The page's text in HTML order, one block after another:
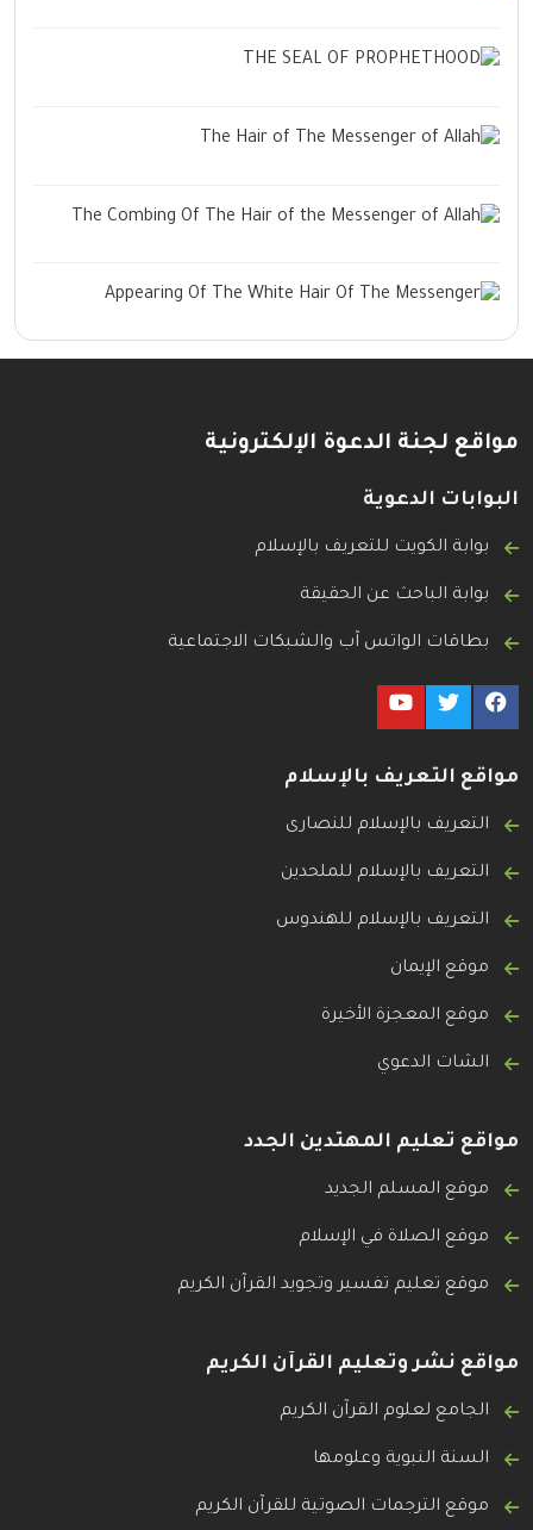
مواقع لجنة الدعوة الإلكترونية
البوابات الدعوية
بوابة الكويت للتعريف بالإسلام
بوابة الباحث عن الحقيقة
بطاقات الواتس آب والشبكات الاجتماعية
مواقع التعريف بالإسلام
التعريف بالإسلام للنصارى
التعريف بالإسلام للملحدين
التعريف بالإسلام للهندوس
موقع الإيمان
موقع المعجزة الأخيرة
الشات الدعوي
مواقع تعليم المهتدين الجدد
موقع المسلم الجديد
موقع الصلاة في الإسلام
موقع تعليم تفسير وتجويد القرآن الكريم
مواقع نشر وتعليم القرآن الكريم
الجامع لعلوم القرآن الكريم
السنة النبوية وعلومها
موقع الترجمات الصوتية للقرآن الكريم